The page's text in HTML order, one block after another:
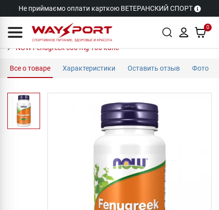
Не приймаємо оплати карткою ВЕТЕРАНСКИЙ СПОРТ
0
NOW Fenugreek 500 mg 100 капс
Все о товаре Характеристики Оставить отзыв Фото